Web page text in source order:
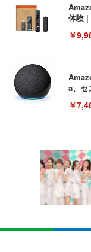
体験 |
￥
a、セ
￥
い 跳
キン
ン樹
(黒網
￥
ュチ
EIZO
イト
￥
EIZO
回使
￥
x2袋